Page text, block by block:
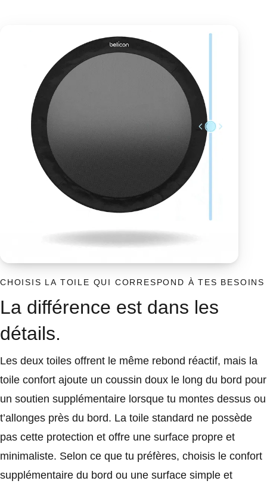
CHOISIS LA TOILE QUI CORRESPOND À TES BESOINS
La différence est dans les
détails.
Les deux toiles offrent le même rebond réactif, mais la
toile confort ajoute un coussin doux le long du bord pour
un soutien supplémentaire lorsque tu montes dessus ou
t’allonges près du bord. La toile standard ne possède
pas cette protection et offre une surface propre et
minimaliste. Selon ce que tu préfères, choisis le confort
supplémentaire du bord ou une surface simple et